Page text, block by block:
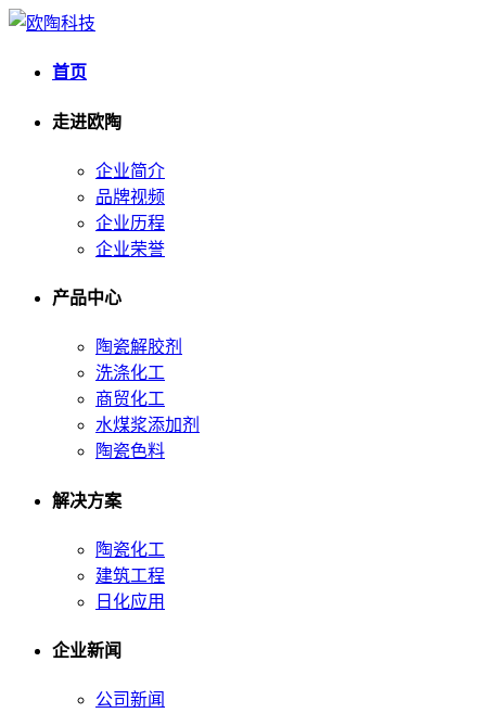
首页
走进欧陶
企业简介
品牌视频
企业历程
企业荣誉
产品中心
陶瓷解胶剂
洗涤化工
商贸化工
水煤浆添加剂
陶瓷色料
解决方案
陶瓷化工
建筑工程
日化应用
企业新闻
公司新闻